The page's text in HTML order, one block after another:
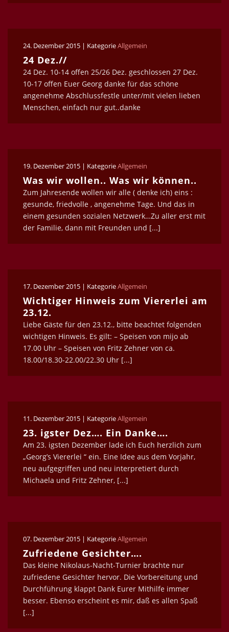
24. Dezember 2015 | KategorieAllgemein
24 Dez.//
24 Dez. 10-14 offen 25/26 Dez. geschlossen 27 Dez.
10-17 offen Euer Georg danke für das schöne
angenehme Abschlussfestle unter/mit vielen lieben
Menschen, einfach nur gut..danke
19. Dezember 2015 | KategorieAllgemein
Was wir wollen.. Was wir können..
Zum Jahresende wollen wir alle ( denke ich) eins :
gesunde, friedvolle , angenehme Tage. Und das in
einem gesunden sozialen Netzwerk…Zu aller erst mit
der Familie, dann mit Freunden und [...]
17. Dezember 2015 | KategorieAllgemein
Wichtiger Hinweis zum Viererlei am
23.12.
Liebe Gäste für den 23.12., bitte beachtet folgenden
wichtigen Hinweis. Es gilt: – Speisen von mijo ab
17.00 Uhr – Speisen von Fritz Zehner von ca.
18.00/18.30-22.00/22.30 Uhr [...]
11. Dezember 2015 | KategorieAllgemein
23. igster Dez…. Ein Danke….
Am 23. igsten Dezember lade ich Euch herzlich zum
„Georg’s Viererlei “ ein. Eine Idee aus dem Vorjahr,
neu aufgegriffen und neu interpretiert durch
Michaela und Fritz Zehner, [...]
07. Dezember 2015 | KategorieAllgemein
Zufriedene Gesichter….
Das kleine Nikolaus-Nacht-Turnier brachte nur
zufriedene Gesichter hervor. Die Vorbereitung und
Durchführung klappt Dank Eurer Mithilfe immer
besser. Ebenso erscheint es mir, daß es allen Spaß
[...]